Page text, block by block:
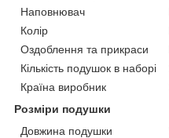
Наповнювач
Колір
Оздоблення та прикраси
Кількість подушок в наборі
Країна виробник
Розміри подушки
Довжина подушки